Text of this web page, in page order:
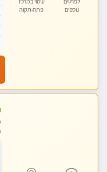
לפרטים
נוספים
עיסוי במרכז
פתח-תקוה